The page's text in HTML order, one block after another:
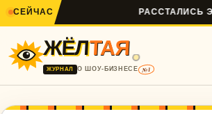
СЕЙЧАС РАССТАЛИСЬ
ЖЁЛТАЯ
ЖУРНАЛ О ШОУ-БИЗНЕСЕ №1